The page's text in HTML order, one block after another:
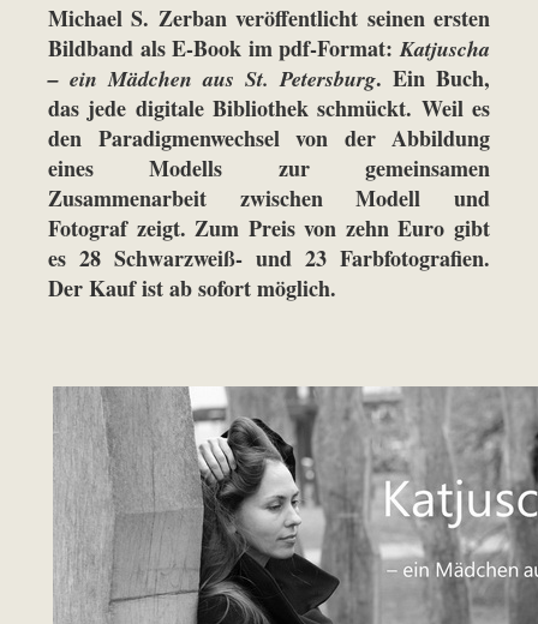
Michael S. Zerban veröffentlicht seinen ersten
Bildband als E-Book im pdf-Format:Katjuscha
– ein Mädchen aus St. Petersburg. Ein Buch,
das jede digitale Bibliothek schmückt. Weil es
den Paradigmenwechsel von der Abbildung
eines Modells zur gemeinsamen
Zusammenarbeit zwischen Modell und
Fotograf zeigt. Zum Preis von zehn Euro gibt
es 28 Schwarzweiß- und 23 Farbfotografien.
Der Kauf ist ab sofort möglich.